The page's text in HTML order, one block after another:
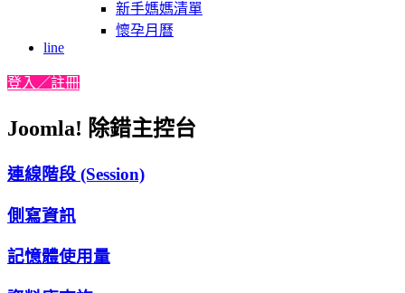
新手媽媽清單
懷孕月曆
line
登入／註冊
Joomla! 除錯主控台
連線階段 (Session)
側寫資訊
記憶體使用量